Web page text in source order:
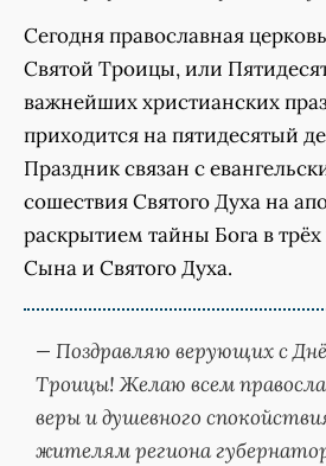
Сегодня православная
Святой Троицы, или
важнейших христианских
приходится на пятидесятый
Праздник связан с
сошествия Святого Духа на
раскрытием тайны Бога в
Сына и Святого Духа.
— Поздравляю верующих с
Троицы! Желаю всем
веры и душевного
жителям региона